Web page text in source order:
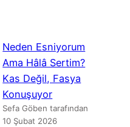
Neden Esniyorum
Ama Hâlâ Sertim?
Kas Değil, Fasya
Konuşuyor
Sefa Göben tarafından
10 Şubat 2026